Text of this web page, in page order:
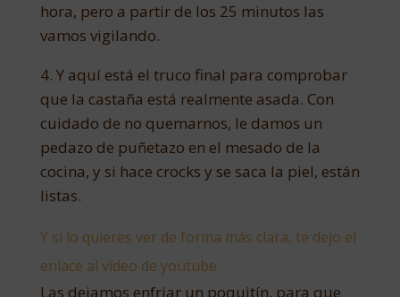
hora, pero a partir de los 25 minutos las
vamos vigilando.
4. Y aquí está el truco final para comprobar
que la castaña está realmente asada. Con
cuidado de no quemarnos, le damos un
pedazo de puñetazo en el mesado de la
cocina, y si hace crocks y se saca la piel, están
listas.
Y si lo quieres ver de forma más clara, te dejo el
enlace al vídeo de youtube.
Las dejamos enfriar un poquitín, para que